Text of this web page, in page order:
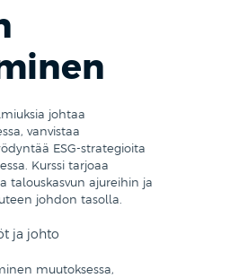
johtaa
vanvistaa
ESG-strategioita
Kurssi tarjoaa
talouskasvun ajureihin ja
johdon tasolla.
ja johto
muutoksessa,